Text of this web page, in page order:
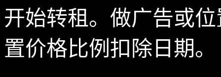
开始转租。做广告或
置价格比例扣除日期。